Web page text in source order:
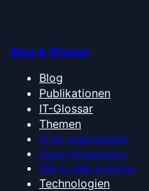
Blog & Wissen
Blog
Publikationen
IT-Glossar
Themen
KI für Unternehmen
Cloud-Infrastruktur
ERP & CRM-Systeme
Technologien